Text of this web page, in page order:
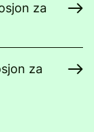
za
za